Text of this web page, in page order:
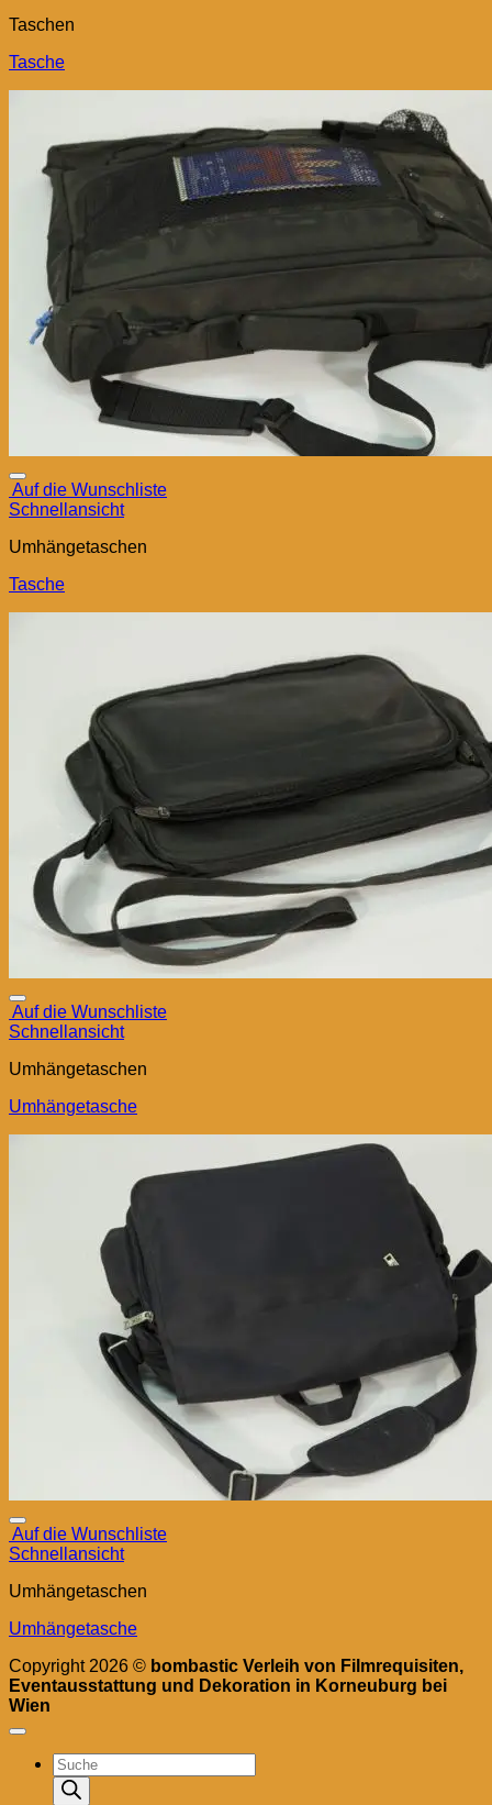
Taschen
Tasche
Auf die Wunschliste
Schnellansicht
Umhängetaschen
Tasche
Auf die Wunschliste
Schnellansicht
Umhängetaschen
Umhängetasche
Auf die Wunschliste
Schnellansicht
Umhängetaschen
Umhängetasche
Copyright 2026 © bombastic Verleih von Filmrequisiten,
Eventausstattung und Dekoration in Korneuburg bei
Wien
Products
search